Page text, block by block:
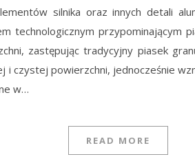
silnika oraz innych detali
technologicznym przypominającym
zastępując tradycyjny piasek
i czystej powierzchni, jednocześnie
w…
READ MORE